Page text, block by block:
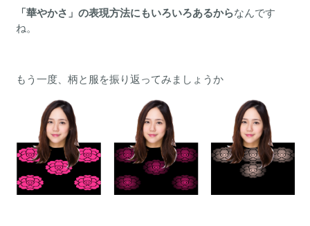
「華やかさ」の表現方法にもいろいろあるからなんです
ね。
もう一度、柄と服を振り返ってみましょうか